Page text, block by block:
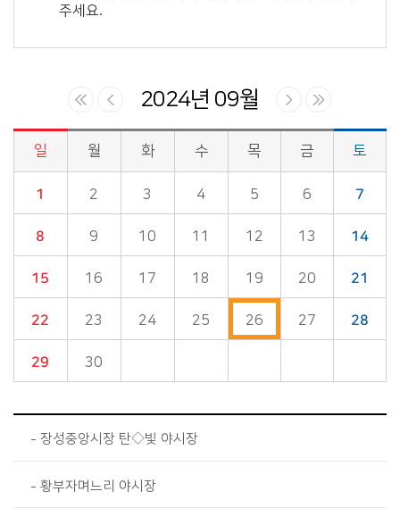
주세요.
2024년 09월
시정소식>시정 캘린더 게시판의 (2024년 09월) 달력형태로 일정명, 일정내용을 제공합니다.
일 월 화 수 목 금 토
1 2 3 4 5 6 7
8 9 10 11 12 13 14
15 16 17 18 19 20 21
22 23 24 25 26 27 28
29 30
장성중앙시장 탄◇빛 야시장
황부자며느리 야시장